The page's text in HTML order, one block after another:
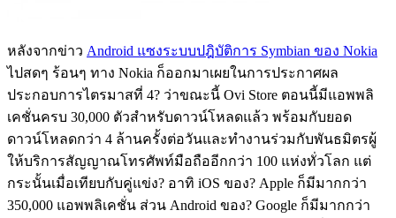
หลังจากข่าว Android แซงระบบปฎิบัติการ Symbian ของ Nokia
ไปสดๆ ร้อนๆ ทาง Nokia ก็ออกมาเผยในการประกาศผล
ประกอบการไตรมาสที่ 4? ว่าขณะนี้ Ovi Store ตอนนี้มีแอพพลิ
เคชั่นครบ 30,000 ตัวสำหรับดาวน์โหลดแล้ว พร้อมกับยอด
ดาวน์โหลดกว่า 4 ล้านครั้งต่อวันและทำงานร่วมกับพันธมิตรผู้
ให้บริการสัญญาณโทรศัพท์มือถืออีกกว่า 100 แห่งทั่วโลก แต่
กระนั้นเมื่อเทียบกับคู่แข่ง? อาทิ iOS ของ? Apple ก็มีมากกว่า
350,000 แอพพลิเคชั่น ส่วน Android ของ? Google ก็มีมากกว่า